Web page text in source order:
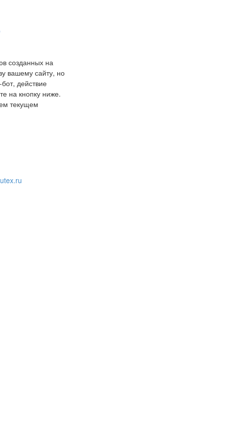
созданных на
вашему сайту, но
действие
на кнопку ниже.
текущем